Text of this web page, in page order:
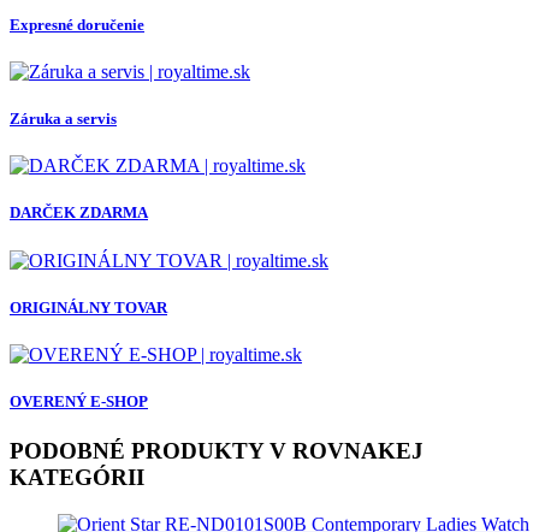
Expresné doručenie
Záruka a servis
DARČEK ZDARMA
ORIGINÁLNY TOVAR
OVERENÝ E-SHOP
PODOBNÉ PRODUKTY V ROVNAKEJ
KATEGÓRII